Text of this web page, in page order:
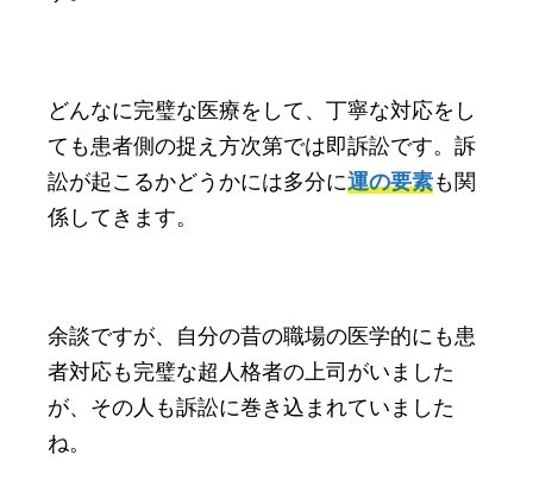
どんなに完璧な医療をして、丁寧な対応をし
ても患者側の捉え方次第では即訴訟です。訴
訟が起こるかどうかには多分に運の要素も関
係してきます。
余談ですが、自分の昔の職場の医学的にも患
者対応も完璧な超人格者の上司がいました
が、その人も訴訟に巻き込まれていました
ね。